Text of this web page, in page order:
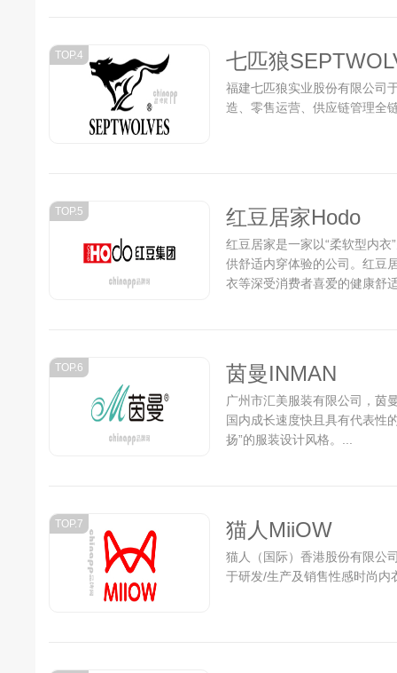
TOP.4 七匹狼
福建七匹狼实业股份有限公司
造、零售运营、供应链管理全
TOP.5 红豆居家Hodo
红豆居家是一家以“柔软型内
供舒适内穿体验的公司。红豆
衣等深受消费者喜爱的健康舒
TOP.6 茵曼INMAN
广州市汇美服装有限公司，茵
国内成长速度快且具有代表性
扬”的服装设计风格。...
TOP.7 猫人MiiOW
猫人（国际）香港股份有限公
于研发/生产及销售性感时尚内